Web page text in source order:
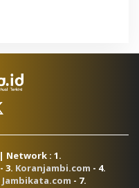
| Network : 1.
- 3. Koranjambi.com - 4.
Jambikata.com - 7.